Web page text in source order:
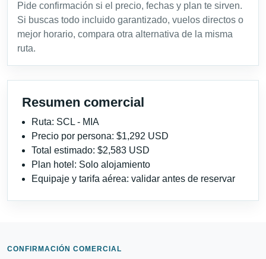
Pide confirmación si el precio, fechas y plan te sirven.
Si buscas todo incluido garantizado, vuelos directos o
mejor horario, compara otra alternativa de la misma
ruta.
Resumen comercial
Ruta: SCL - MIA
Precio por persona: $1,292 USD
Total estimado: $2,583 USD
Plan hotel: Solo alojamiento
Equipaje y tarifa aérea: validar antes de reservar
CONFIRMACIÓN COMERCIAL